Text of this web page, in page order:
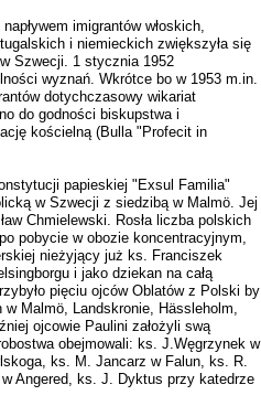
imigrantów włoskich,
i niemieckich zwiększyła się
Szwecji. 1 stycznia 1952
wyznań. Wkrótce bo w 1953 m.in.
dotychczasowy wikariat
do godności biskupstwa i
kościelną (Bulla "Profecit in
papieskiej "Exsul Familia"
w Szwecji z siedzibą w Malmö. Jej
Chmielewski. Rosła liczba polskich
pobycie w obozie koncentracyjnym,
nieżyjący już ks. Franciszek
i jako dziekan na całą
pięciu ojców Oblatów z Polski by
w Malmö, Landskronie, Hässleholm,
ojcowie Paulini założyli swą
obejmowali: ks. J.Węgrzynek w
ks. M. Jancarz w Falun, ks. R.
Angered, ks. J. Dyktus przy katedrze